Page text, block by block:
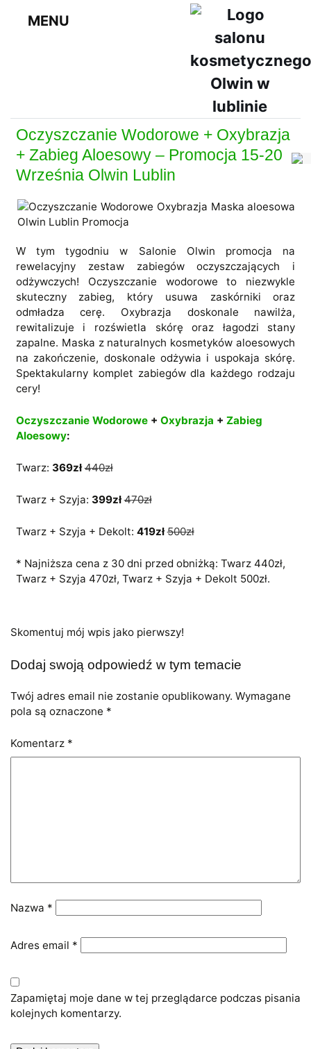
MENU
Oczyszczanie Wodorowe + Oxybrazja
+ Zabieg Aloesowy – Promocja 15-20
Września Olwin Lublin
W tym tygodniu w Salonie Olwin promocja na
rewelacyjny zestaw zabiegów oczyszczających i
odżywczych! Oczyszczanie wodorowe to niezwykle
skuteczny zabieg, który usuwa zaskórniki oraz
odmładza cerę. Oxybrazja doskonale nawilża,
rewitalizuje i rozświetla skórę oraz łagodzi stany
zapalne. Maska z naturalnych kosmetyków aloesowych
na zakończenie, doskonale odżywia i uspokaja skórę.
Spektakularny komplet zabiegów dla każdego rodzaju
cery!
Oczyszczanie Wodorowe+ Oxybrazja + Zabieg
Aloesowy:
Twarz: 369zł 440zł
Twarz + Szyja: 399zł 470zł
Twarz + Szyja + Dekolt: 419zł 500zł
* Najniższa cena z 30 dni przed obniżką: Twarz 440zł,
Twarz + Szyja 470zł, Twarz + Szyja + Dekolt 500zł.
Skomentuj mój wpis jako pierwszy!
Dodaj swoją odpowiedź w tym temacie
Twój adres email nie zostanie opublikowany. Wymagane
pola są oznaczone *
Komentarz *
Nazwa *
Adres email *
Zapamiętaj moje dane w tej przeglądarce podczas pisania
kolejnych komentarzy.